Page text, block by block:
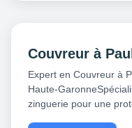
Couvreur à
Expert en Couvreur à
Haute-
zinguerie pour une